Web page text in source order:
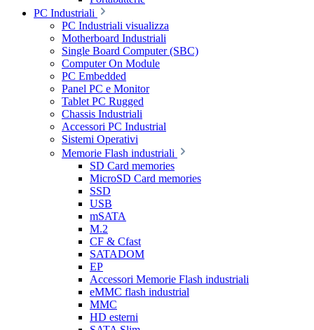
PC Industriali
PC Industriali visualizza
Motherboard Industriali
Single Board Computer (SBC)
Computer On Module
PC Embedded
Panel PC e Monitor
Tablet PC Rugged
Chassis Industriali
Accessori PC Industrial
Sistemi Operativi
Memorie Flash industriali
SD Card memories
MicroSD Card memories
SSD
USB
mSATA
M.2
CF & Cfast
SATADOM
EP
Accessori Memorie Flash industriali
eMMC flash industrial
MMC
HD esterni